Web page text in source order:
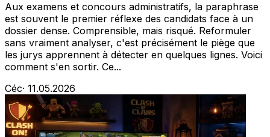
Aux examens et concours administratifs, la paraphrase
est souvent le premier réflexe des candidats face à un
dossier dense. Comprensible, mais risqué. Reformuler
sans vraiment analyser, c'est précisément le piège que
les jurys apprennent à détecter en quelques lignes. Voici
comment s'en sortir. Ce...
Céc· 11.05.2026